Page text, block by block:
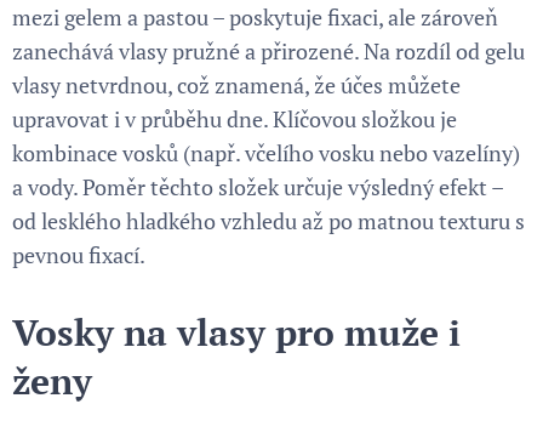
mezi gelem a pastou – poskytuje fixaci, ale zároveň
zanechává vlasy pružné a přirozené. Na rozdíl od gelu
vlasy netvrdnou, což znamená, že účes můžete
upravovat i v průběhu dne. Klíčovou složkou je
kombinace vosků (např. včelího vosku nebo vazelíny)
a vody. Poměr těchto složek určuje výsledný efekt –
od lesklého hladkého vzhledu až po matnou texturu s
pevnou fixací.
Vosky na vlasy pro muže i
ženy